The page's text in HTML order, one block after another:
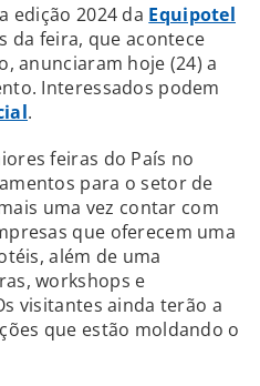
edição 2024 da Equipotel
da feira, que acontece
anunciaram hoje (24) a
Interessados podem
.
feiras do País no
para o setor de
uma vez contar com
que oferecem uma
além de uma
workshops e
visitantes ainda terão a
que estão moldando o